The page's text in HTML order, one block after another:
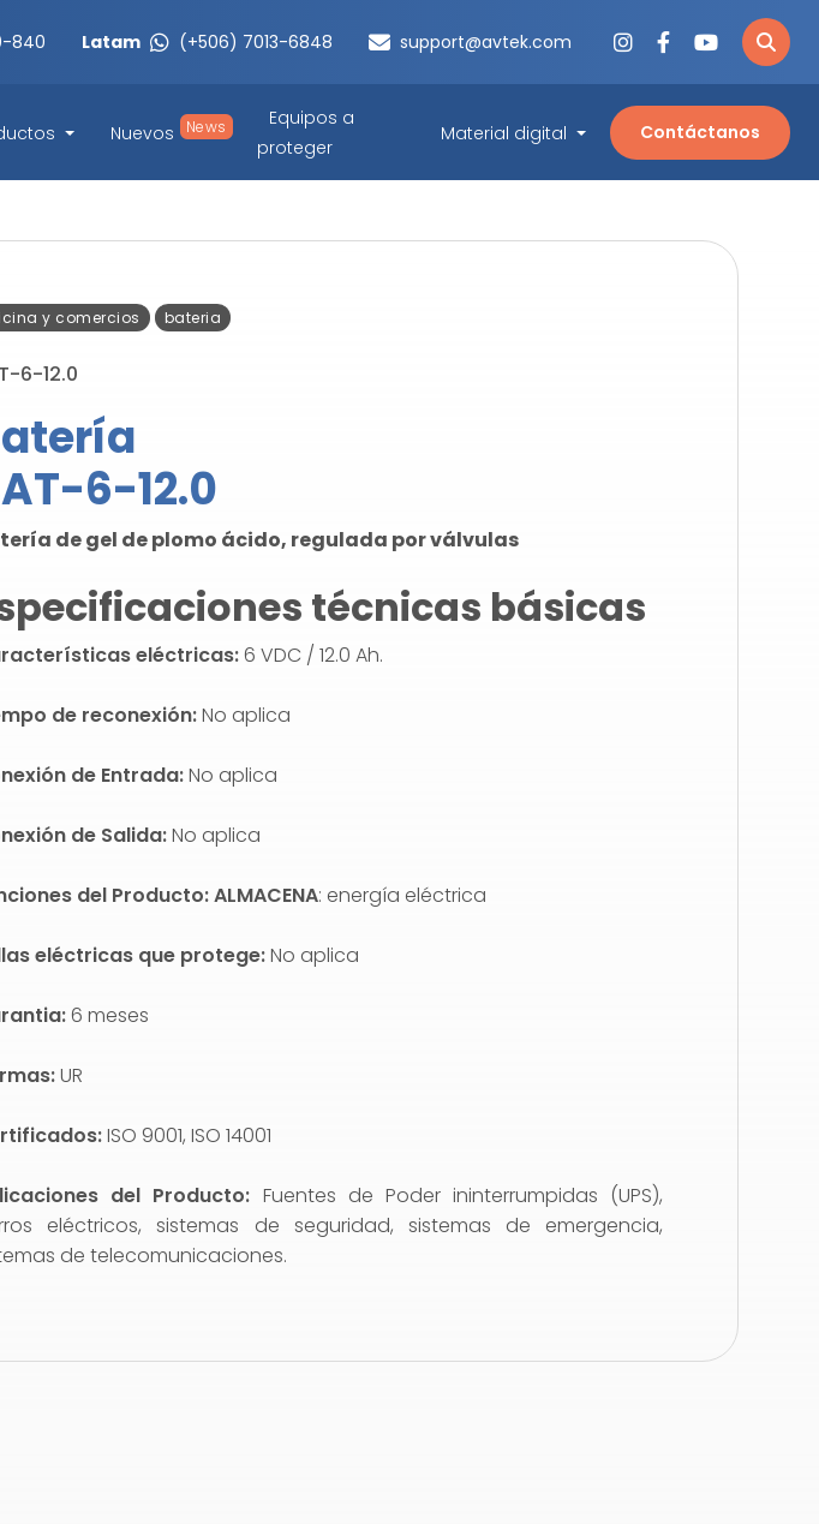
840 Latam (+506) 7013-6848 support@avtek.com
Nuevos News
Equipos a
proteger
Material digital Contáctanos
y comercios bateria
6-12.0
6-12.0
de gel de plomo ácido, regulada por válvulas
técnicas básicas
eléctricas: 6 VDC / 12.0 Ah.
de reconexión:No aplica
de Entrada:No aplica
de Salida:No aplica
del Producto: ALMACENA: energía eléctrica
eléctricas que protege:No aplica
6 meses
UR
ISO 9001, ISO 14001
del Producto: Fuentes de Poder ininterrumpidas (UPS),
eléctricos, sistemas de seguridad, sistemas de emergencia,
de telecomunicaciones.